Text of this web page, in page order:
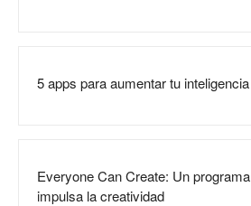
5 apps para aumentar tu inteligencia
Everyone Can Create: Un
impulsa la creatividad